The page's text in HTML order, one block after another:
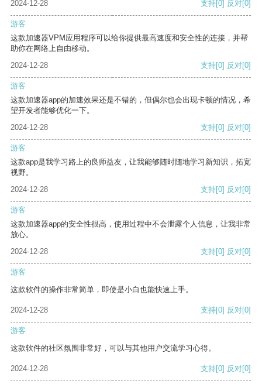
2024-12-28 支持[0] 反对[0]
游客
这款加速器VPM应用程序可以给你提供最高速度和安全性的连接，并帮
助你在网络上自由移动。
2024-12-28
支持[0] 反对[0]
游客
这款加速器app的加速效果还是不错的，但偶尔也会出现卡顿的情况，希
望开发者能够优化一下。
2024-12-28
支持[0] 反对[0]
游客
这款app是我学习路上的良师益友，让我能够随时随地学习新知识，拓宽
视野。
2024-12-28
支持[0] 反对[0]
游客
这款加速器app的安全性很高，使用过程中不会泄露个人信息，让我非常
放心。
2024-12-28
支持[0] 反对[0]
游客
这款软件的操作非常简单，即使是小白也能快速上手。
2024-12-28 支持[0] 反对[0]
游客
这款软件的社区氛围非常好，可以与其他用户交流学习心得。
2024-12-28 支持[0] 反对[0]